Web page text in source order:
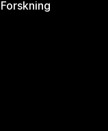
Forskning